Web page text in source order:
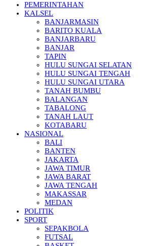
PEMERINTAHAN
KALSEL
BANJARMASIN
BARITO KUALA
BANJARBARU
BANJAR
TAPIN
HULU SUNGAI SELATAN
HULU SUNGAI TENGAH
HULU SUNGAI UTARA
TANAH BUMBU
BALANGAN
TABALONG
TANAH LAUT
KOTABARU
NASIONAL
BALI
BANTEN
JAKARTA
JAWA TIMUR
JAWA BARAT
JAWA TENGAH
MAKASSAR
MEDAN
POLITIK
SPORT
SEPAKBOLA
FUTSAL